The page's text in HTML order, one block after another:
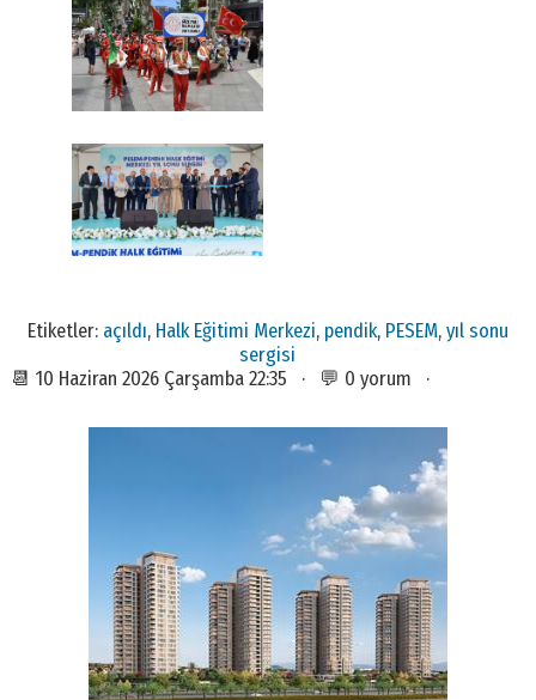
Etiketler: açıldı, Halk Eğitimi Merkezi, pendik, PESEM, yıl sonu
sergisi
📆 10 Haziran 2026 Çarşamba 22:35 · 💬 0 yorum ·